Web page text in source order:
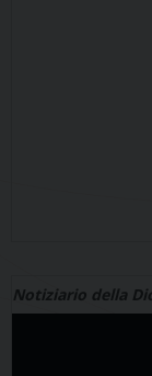
Notiziario della